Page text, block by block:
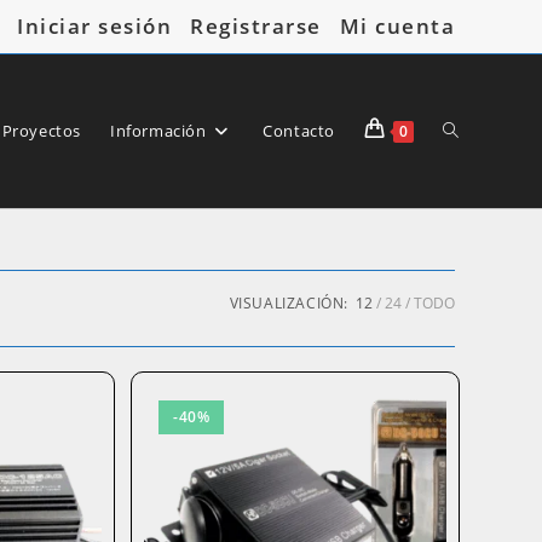
Iniciar sesión Registrarse Mi cuenta
Información Contacto 0 Alternar
de
VISUALIZACIÓN: 12 24 TODO
-40%